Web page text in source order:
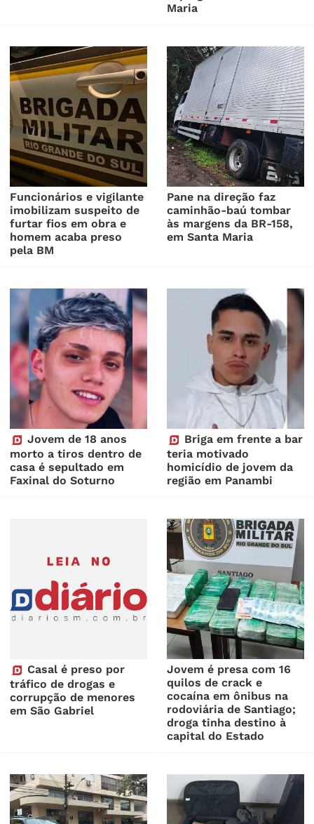
Maria
Funcionários e vigilante
imobilizam suspeito de
furtar fios em obra e
homem acaba preso
pela BM
Pane na direção faz
caminhão-baú tombar
às margens da BR-158,
em Santa Maria
Jovem de 18 anos
morto a tiros dentro de
casa é sepultado em
Faxinal do Soturno
Briga em frente a bar
teria motivado
homicídio de jovem da
região em Panambi
Casal é preso por
tráfico de drogas e
corrupção de menores
em São Gabriel
Jovem é presa com 16
quilos de crack e
cocaína em ônibus na
rodoviária de Santiago;
droga tinha destino à
capital do Estado